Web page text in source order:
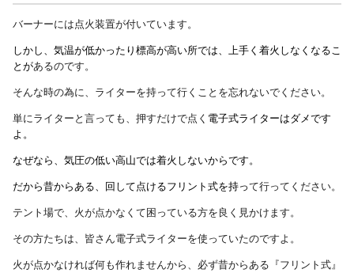
バーナーには点火装置が付いています。
しかし、気温が低かったり標高が高い所では、上手く着火しなくなるこ
とがあるのです。
そんな時の為に、ライターを持って行くことを忘れないでください。
単にライターと言っても、押すだけで点く 電子式ライターはダメです
よ。
なぜなら、気圧の低い高山では着火しないからです。
だから昔からある、回して点けるフリント式を持って行ってください。
テント場で、火が点かなくて困っている方を良く見かけます。
その方たちは、皆さん電子式ライターを使っていたのですよ。
火が点かなければ何も作れませんから、必ず昔からある『フリント式』